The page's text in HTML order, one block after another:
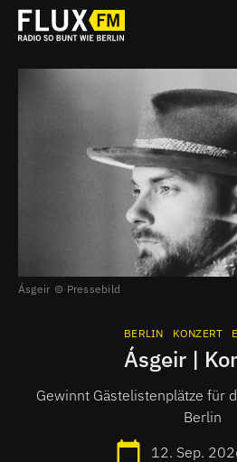
Ásgeir Pressebild
BERLIN KONZERT
Ásgeir |
Gewinnt Gästelistenplätze für
Berlin
12. Sep.